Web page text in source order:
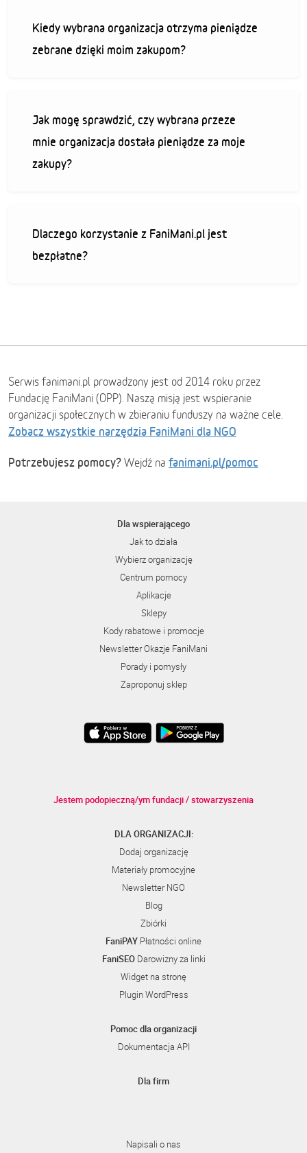
Kiedy wybrana organizacja otrzyma pieniądze
zebrane dzięki moim zakupom?
Jak mogę sprawdzić, czy wybrana przeze
mnie organizacja dostała pieniądze za moje
zakupy?
Dlaczego korzystanie z FaniMani.pl jest
bezpłatne?
Serwis fanimani.pl prowadzony jest od 2014 roku przez
Fundację FaniMani (OPP). Naszą misją jest wspieranie
organizacji społecznych w zbieraniu funduszy na ważne cele.
Zobacz wszystkie narzędzia FaniMani dla NGO
Potrzebujesz pomocy? Wejdź na fanimani.pl/pomoc
Dla wspierającego
Jak to działa
Wybierz organizację
Centrum pomocy
Aplikacje
Sklepy
Kody rabatowe i promocje
Newsletter Okazje FaniMani
Porady i pomysły
Zaproponuj sklep
Jestem podopieczną/ym fundacji / stowarzyszenia
DLA ORGANIZACJI:
Dodaj organizację
Materiały promocyjne
Newsletter NGO
Blog
Zbiórki
FaniPAY Płatności online
FaniSEODarowizny za linki
Widget na stronę
Plugin WordPress
Pomoc dla organizacji
Dokumentacja API
Dla firm
Napisali o nas